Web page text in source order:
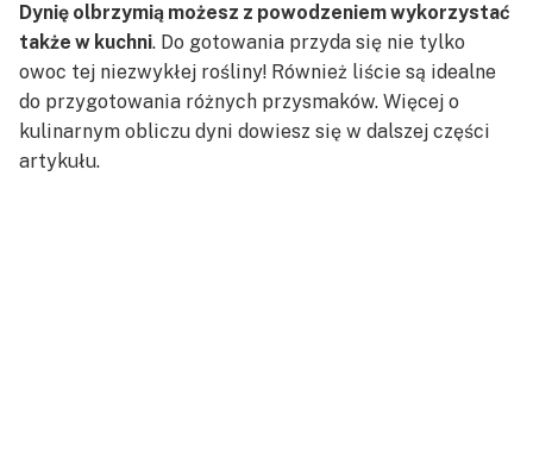
Dynię olbrzymią możesz z powodzeniem wykorzystać
także w kuchni. Do gotowania przyda się nie tylko
owoc tej niezwykłej rośliny! Również liście są idealne
do przygotowania różnych przysmaków. Więcej o
kulinarnym obliczu dyni dowiesz się w dalszej części
artykułu.